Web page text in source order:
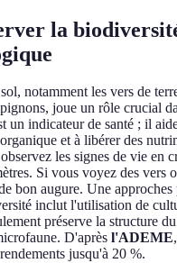
la
notamment les vers de
joue un rôle crucial
un indicateur de santé ; il
et à libérer des
les signes de vie en
Si vous voyez des vers
bon augure. Une approches
inclut l'utilisation de
préserve la structure
D'après l'ADEME
jusqu'à 20 %.